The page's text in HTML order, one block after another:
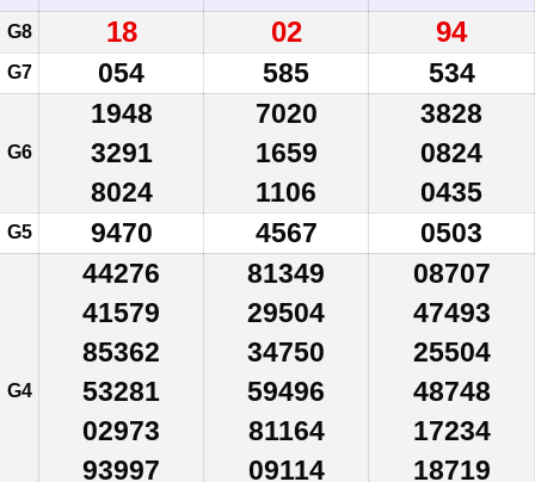
G8 18 02 94
G7 054 585 534
G6
1948
3291
8024
7020
1659
1106
3828
0824
0435
G5 9470 4567 0503
G4
44276
41579
85362
53281
02973
93997
81349
29504
34750
59496
81164
09114
08707
47493
25504
48748
17234
18719